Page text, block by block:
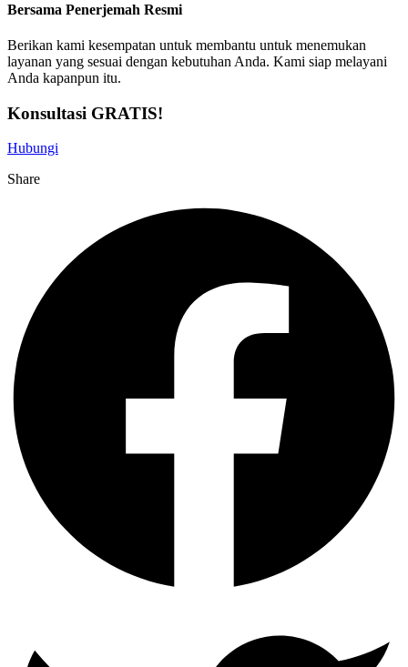
Bersama Penerjemah Resmi
Berikan kami kesempatan untuk membantu untuk menemukan
layanan yang sesuai dengan kebutuhan Anda. Kami siap melayani
Anda kapanpun itu.
Konsultasi GRATIS!
Hubungi
Share